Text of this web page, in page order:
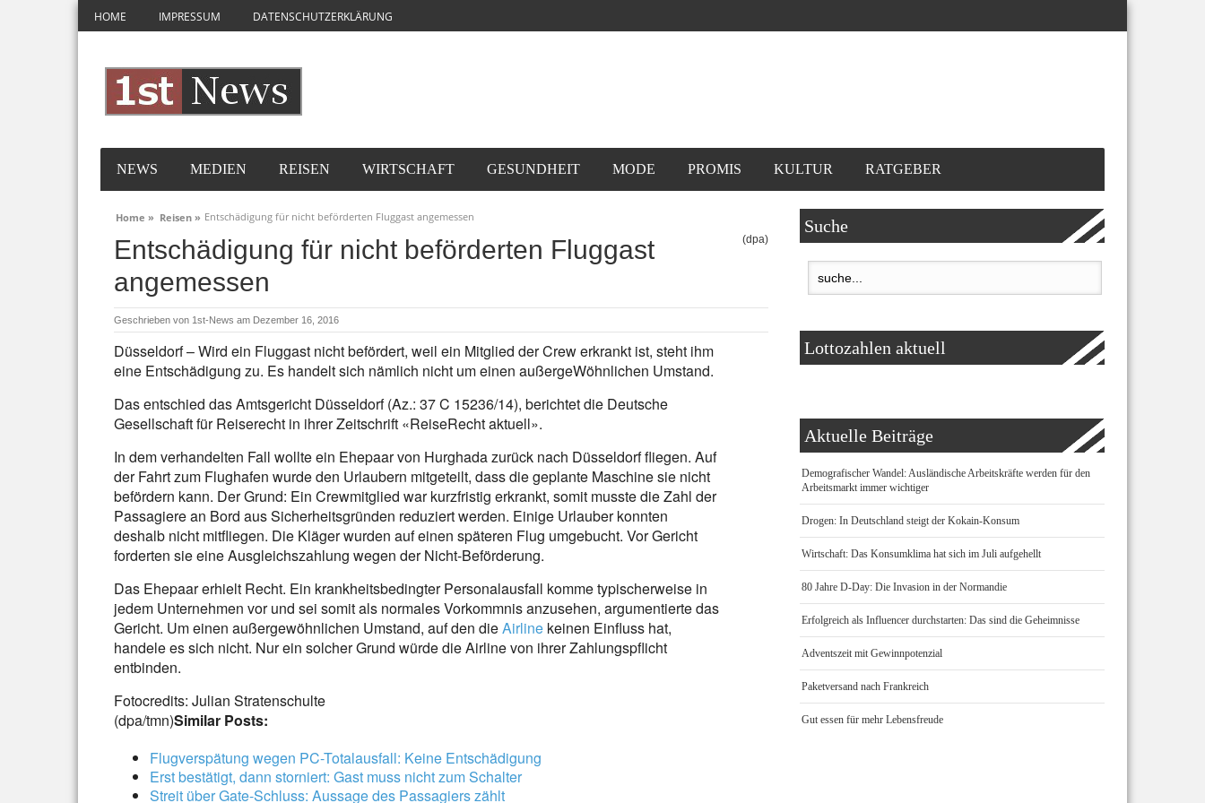
HOME IMPRESSUM DATENSCHUTZERKLÄRUNG
NEWS MEDIEN REISEN WIRTSCHAFT GESUNDHEIT MODE PROMIS KULTUR RATGEBER
Home » Reisen » Entschädigung für nicht beförderten Fluggast angemessen
Entschädigung für nicht beförderten Fluggast
angemessen
(dpa)
Geschrieben von 1st-News am Dezember 16, 2016
Düsseldorf – Wird ein Fluggast nicht befördert, weil ein Mitglied der Crew erkrankt ist, steht ihm
eine Entschädigung zu. Es handelt sich nämlich nicht um einen außergeWöhnlichen Umstand.
Das entschied das Amtsgericht Düsseldorf (Az.: 37 C 15236/14), berichtet die Deutsche
Gesellschaft für Reiserecht in ihrer Zeitschrift «ReiseRecht aktuell».
In dem verhandelten Fall wollte ein Ehepaar von Hurghada zurück nach Düsseldorf fliegen. Auf
der Fahrt zum Flughafen wurde den Urlaubern mitgeteilt, dass die geplante Maschine sie nicht
befördern kann. Der Grund: Ein Crewmitglied war kurzfristig erkrankt, somit musste die Zahl der
Passagiere an Bord aus Sicherheitsgründen reduziert werden. Einige Urlauber konnten
deshalb nicht mitfliegen. Die Kläger wurden auf einen späteren Flug umgebucht. Vor Gericht
forderten sie eine Ausgleichszahlung wegen der Nicht-Beförderung.
Das Ehepaar erhielt Recht. Ein krankheitsbedingter Personalausfall komme typischerweise in
jedem Unternehmen vor und sei somit als normales Vorkommnis anzusehen, argumentierte das
Gericht. Um einen außergewöhnlichen Umstand, auf den dieAirline keinen Einfluss hat,
handele es sich nicht. Nur ein solcher Grund würde die Airline von ihrer Zahlungspflicht
entbinden.
Fotocredits: Julian Stratenschulte
(dpa/tmn)Similar Posts:
Flugverspätung wegen PC-Totalausfall: Keine Entschädigung
Erst bestätigt, dann storniert: Gast muss nicht zum Schalter
Streit über Gate-Schluss: Aussage des Passagiers zählt
Suche
Lottozahlen aktuell
Aktuelle Beiträge
Demografischer Wandel: Ausländische Arbeitskräfte werden für den
Arbeitsmarkt immer wichtiger
Drogen: In Deutschland steigt der Kokain-Konsum
Wirtschaft: Das Konsumklima hat sich im Juli aufgehellt
80 Jahre D-Day: Die Invasion in der Normandie
Erfolgreich als Influencer durchstarten: Das sind die Geheimnisse
Adventszeit mit Gewinnpotenzial
Paketversand nach Frankreich
Gut essen für mehr Lebensfreude